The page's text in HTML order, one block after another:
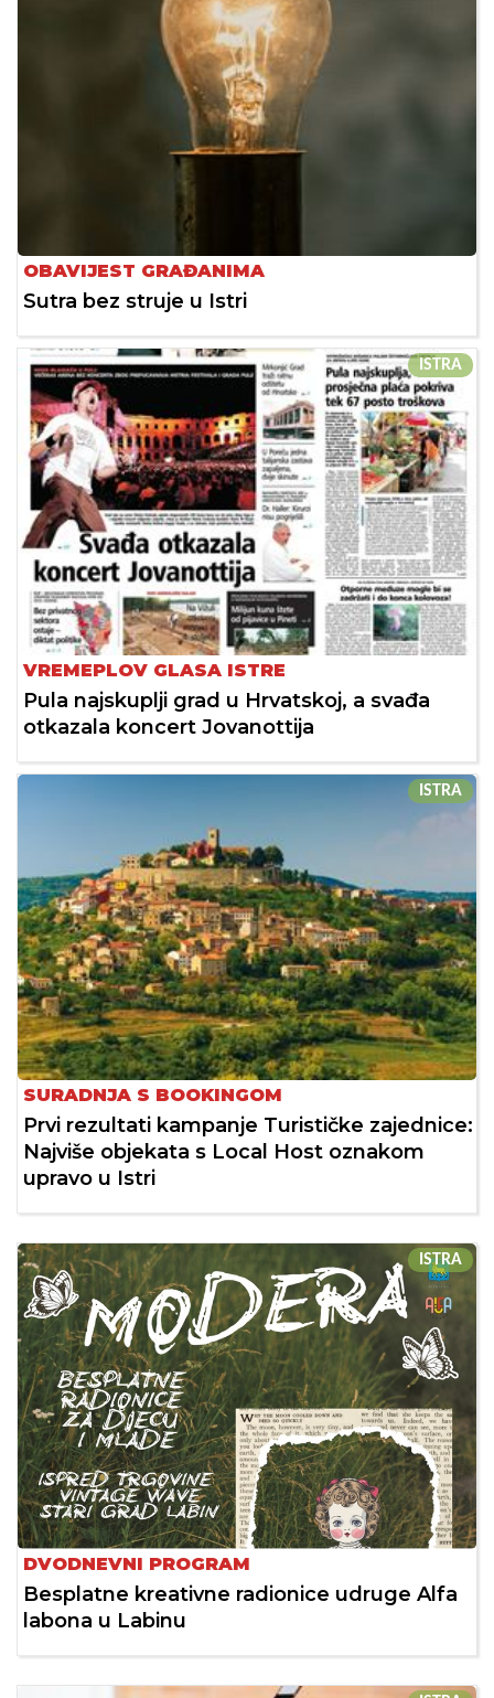
OBAVIJEST GRAĐANIMA
Sutra bez struje u Istri
ISTRA
VREMEPLOV GLASA ISTRE
Pula najskuplji grad u Hrvatskoj, a svađa
otkazala koncert Jovanottija
ISTRA
SURADNJA S BOOKINGOM
Prvi rezultati kampanje Turističke zajednice:
Najviše objekata s Local Host oznakom
upravo u Istri
ISTRA
DVODNEVNI PROGRAM
Besplatne kreativne radionice udruge Alfa
labona u Labinu